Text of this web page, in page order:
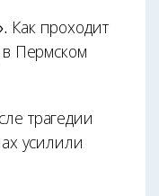
Как проходит
Пермском
трагедии
усилили